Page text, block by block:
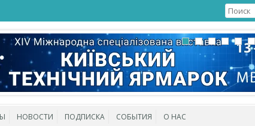
НОВОСТИ ПОДПИСКА СОБЫТИЯ О НАС